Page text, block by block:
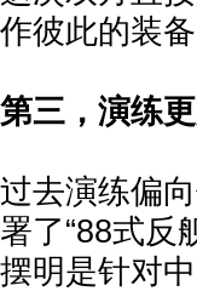
作彼此的装
第三，演练
过去演练偏
署了“88式反
摆明是针对